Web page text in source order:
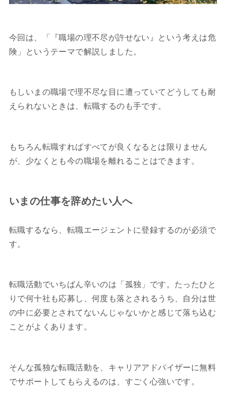
今回は、「『職場の理不尽が許せない』という考えは危
険」というテーマで解説しました。
もしいまの職場で理不尽な目に遭っていてどうしても耐
えられないときは、転職するのも手です。
もちろん転職すればすべてが良くなるとは限りません
が、少なくとも今の職場を離れることはできます。
いまの仕事を辞めたい人へ
転職するなら、転職エージェントに登録するのが必須で
す。
転職活動でいちばん辛いのは「孤独」です。たったひと
りで何十社も応募し、何度も落とされるうち、自分は世
の中に必要とされてないんじゃないかと感じて落ち込む
ことがよくあります。
そんな孤独な転職活動を、キャリアアドバイザーに無料
でサポートしてもらえるのは、すごく心強いです。